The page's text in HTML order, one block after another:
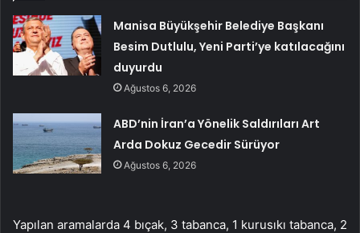
Manisa Büyükşehir Belediye Başkanı
Besim Dutlulu, Yeni Parti’ye katılacağını
duyurdu
Ağustos 6, 2026
ABD’nin İran’a Yönelik Saldırıları Art
Arda Dokuz Gecedir Sürüyor
Ağustos 6, 2026
Yapılan aramalarda 4 bıçak, 3 tabanca, 1 kurusıkı tabanca, 2